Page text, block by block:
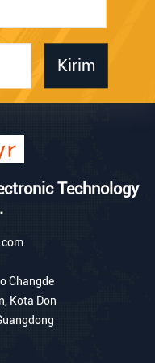
Kirim
Technology
Changde
Kota Don